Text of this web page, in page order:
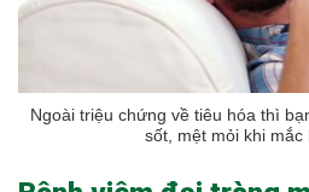
Ngoài triệu chứng về tiêu hóa thì
sốt, mệt mỏi khi mắc